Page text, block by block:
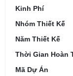
Kinh Phí
Nhóm Thiết Kế
Năm Thiết Kế
Thời Gian Hoàn
Mã Dự Án